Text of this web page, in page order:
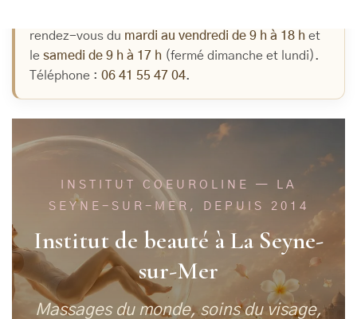
rendez-vous du mardi au vendredi de 9 h à 18 h et
le samedi de 9 h à 17 h (fermé dimanche et lundi).
Téléphone : 06 41 55 47 04.
INSTITUT COEUROLINE — LA
SEYNE-SUR-MER, DEPUIS 2014
Institut de beauté à La Seyne-
sur-Mer
Massages du monde, soins du visage,